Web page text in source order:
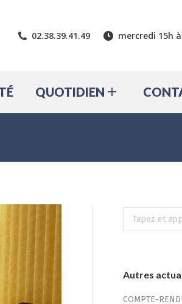
02.38.39.41.49 mercredi 15h
QUOTIDIEN
Recherche
:
Autres
COMPTE-